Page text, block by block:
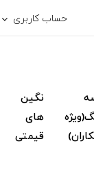
حساب کاربری
نگین
های
قیمتی